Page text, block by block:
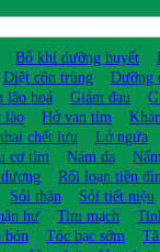
Bổ khí dưỡng huyết
Diệt côn trùng Dưỡng
lão hoá Giảm đau
lào Hở van tim
chết lưu Lở ngứa
cơ tim Nám da
Rối loạn tiền
Sỏi thận Sỏi tiết niệu
hư Tim mạch
bón Tóc bạc sớm